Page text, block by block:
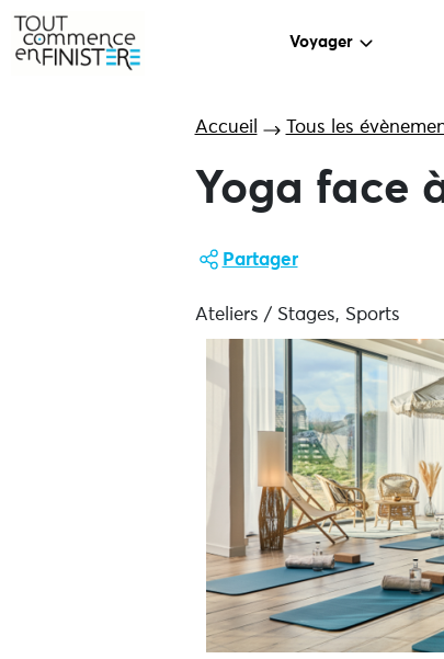
Voyager
Accueil Tous les
Yoga face
Partager
Ateliers / Stages, Sports